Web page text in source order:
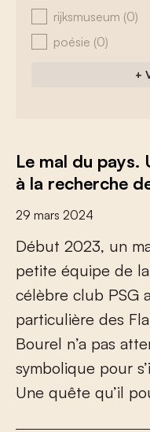
rijksmuseum (0)
poésie (0)
+
Le mal du pays.
à la recherche
29 mars 2024
Début 2023, un m
petite équipe de la
célèbre club PSG
particulière des Fla
Bourel n’a pas atte
symbolique pour s’i
Une quête qu’il po